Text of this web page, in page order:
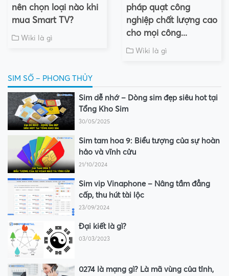
nên chọn loại nào khi
mua Smart TV?
Wiki là gì
pháp quạt công
nghiệp chất lượng cao
cho mọi công...
Wiki là gì
SIM SỐ – PHONG THỦY
Sim dễ nhớ – Dòng sim đẹp siêu hot tại
Tổng Kho Sim
30/05/2025
Sim tam hoa 9: Biểu tượng của sự hoàn
hảo và vĩnh cửu
21/10/2024
Sim vip Vinaphone – Nâng tầm đẳng
cấp, thu hút tài lộc
23/09/2024
Đại kiết là gì?
03/03/2023
0274 là mạng gì? Là mã vùng của tỉnh,